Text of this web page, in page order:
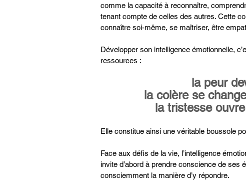
comme la capacité à reconnaître,
tenant compte de celles des autres. Cette
connaître soi-même, se maîtriser, être
Développer son intelligence émotionnelle,
ressources :
la peur
la colère se
la tristesse
Elle constitue ainsi une véritable boussole
Face aux défis de la vie, l’intelligence
invite d’abord à prendre conscience de
consciemment la manière d’y répondre.